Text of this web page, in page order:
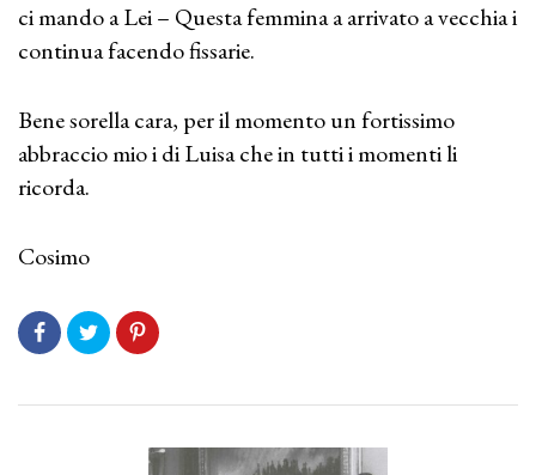
ci mando a Lei – Questa femmina a arrivato a vecchia i
continua facendo fissarie.
Bene sorella cara, per il momento un fortissimo
abbraccio mio i di Luisa che in tutti i momenti li
ricorda.
Cosimo